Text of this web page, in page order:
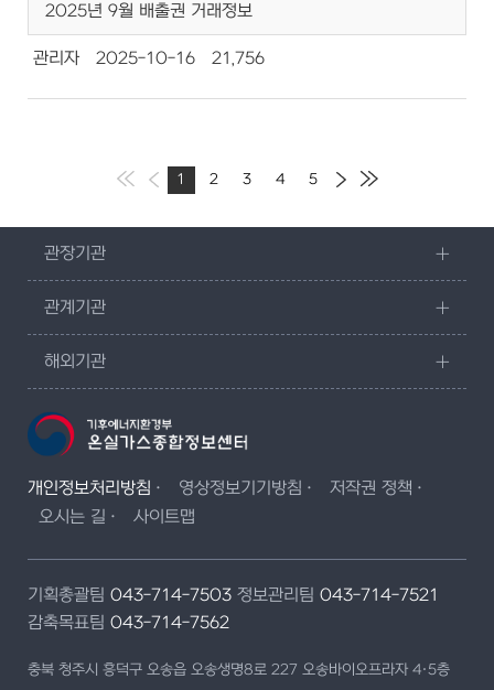
2025년 9월 배출권 거래정보
관리자 2025-10-16 21,756
1 2 3 4 5
관장기관
관계기관
해외기관
개인정보처리방침 영상정보기기방침
저작권 정책
오시는 길
사이트맵
기획총괄팀 043-714-7503 정보관리팀 043-714-7521
감축목표팀 043-714-7562
충북 청주시 흥덕구 오송읍 오송생명8로 227 오송바이오프라자 4·5층